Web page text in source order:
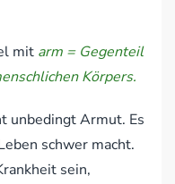
mit arm = Gegenteil
Körpers.
unbedingt Armut. Es
schwer macht.
sein,